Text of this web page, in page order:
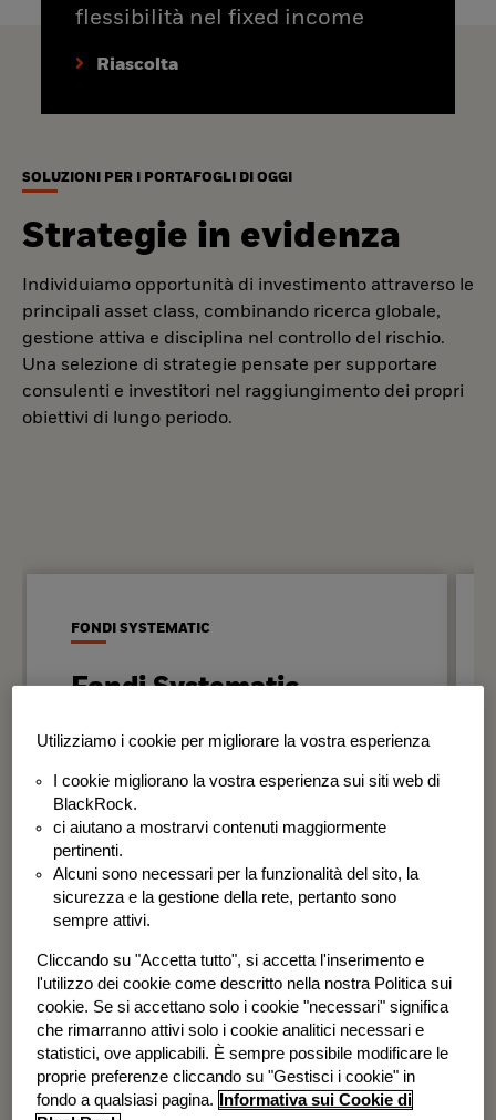
flessibilità nel fixed income
Riascolta
SOLUZIONI PER I PORTAFOGLI DI OGGI
Strategie in evidenza
Individuiamo opportunità di investimento attraverso le
principali asset class, combinando ricerca globale,
gestione attiva e disciplina nel controllo del rischio.
Una selezione di strategie pensate per supportare
consulenti e investitori nel raggiungimento dei propri
obiettivi di lungo periodo.
FONDI SYSTEMATIC
Fondi Systematic
Strategie quantitative basate sui dati
disciplinato e coerente nel tempo.
BSF Systematic World Equity Fund
BGF Systematic Global Equity High
Income Fund
Utilizziamo i cookie per migliorare la vostra esperienza
I cookie migliorano la vostra esperienza sui siti web di
BlackRock.
ci aiutano a mostrarvi contenuti maggiormente
pertinenti.
Alcuni sono necessari per la funzionalità del sito, la
sicurezza e la gestione della rete, pertanto sono
sempre attivi.
Cliccando su "Accetta tutto", si accetta l'inserimento e
l'utilizzo dei cookie come descritto nella nostra Politica sui
cookie. Se si accettano solo i cookie "necessari" significa
che rimarranno attivi solo i cookie analitici necessari e
statistici, ove applicabili. È sempre possibile modificare le
proprie preferenze cliccando su "Gestisci i cookie" in
fondo a qualsiasi pagina.
Informativa sui Cookie di